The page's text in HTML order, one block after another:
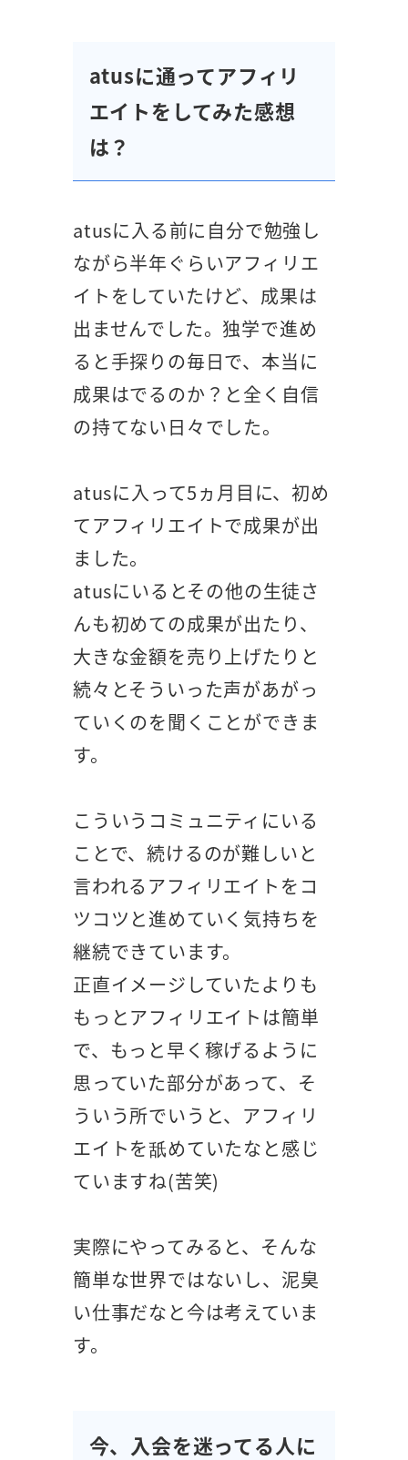
atusに通ってアフィリ
エイトをしてみた感想
は？
atusに入る前に自分で勉強し
ながら半年ぐらいアフィリエ
イトをしていたけど、成果は
出ませんでした。独学で進め
ると手探りの毎日で、本当に
成果はでるのか？と全く自信
の持てない日々でした。
atusに入って5ヵ月目に、初め
てアフィリエイトで成果が出
ました。
atusにいるとその他の生徒さ
んも初めての成果が出たり、
大きな金額を売り上げたりと
続々とそういった声があがっ
ていくのを聞くことができま
す。
こういうコミュニティにいる
ことで、続けるのが難しいと
言われるアフィリエイトをコ
ツコツと進めていく気持ちを
継続できています。
正直イメージしていたよりも
もっとアフィリエイトは簡単
で、もっと早く稼げるように
思っていた部分があって、そ
ういう所でいうと、アフィリ
エイトを舐めていたなと感じ
ていますね(苦笑)
実際にやってみると、そんな
簡単な世界ではないし、泥臭
い仕事だなと今は考えていま
す。
今、入会を迷ってる人に